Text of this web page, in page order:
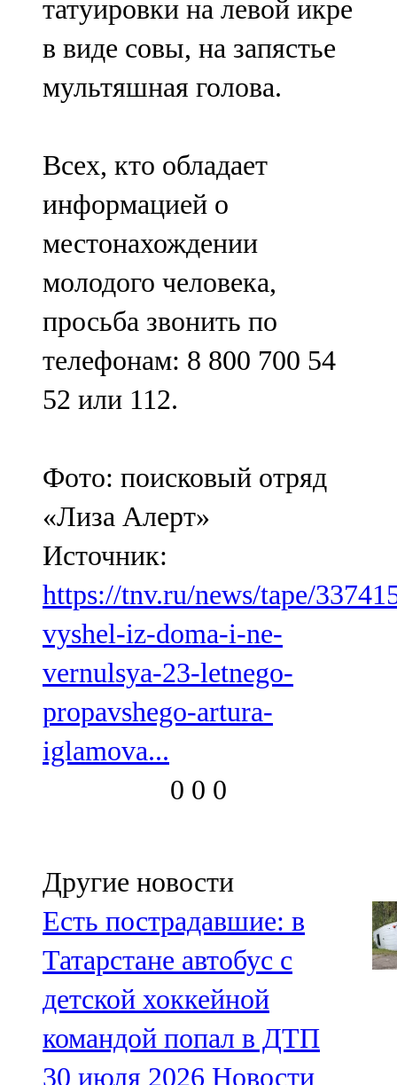
татуировки на левой икре
в виде совы, на запястье
мультяшная голова.
Всех, кто обладает
информацией о
местонахождении
молодого человека,
просьба звонить по
телефонам: 8 800 700 54
52 или 112.
Фото: поисковый отряд
«Лиза Алерт»
Источник:
https://tnv.ru/news/tape/
vyshel-iz-doma-i-ne-
vernulsya-23-letnego-
propavshego-artura-
iglamova...
0 0 0
Другие новости
Есть пострадавшие: в
Татарстане автобус с
детской хоккейной
командой попал в ДТП
30 июля 2026 Новости